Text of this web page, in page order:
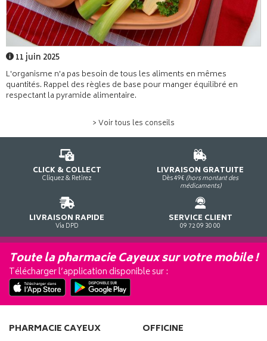
11 juin 2025
L'organisme n'a pas besoin de tous les aliments en mêmes
quantités. Rappel des règles de base pour manger équilibré en
respectant la pyramide alimentaire.
> Voir tous les conseils
CLICK & COLLECT
Cliquez & Retirez
LIVRAISON GRATUITE
Dès 49€ (hors montant des
médicaments)
LIVRAISON RAPIDE
Via DPD
SERVICE CLIENT
09 72 09 30 00
Toute la pharmacie Cayeux sur votre mobile !
Télécharger l’application disponible sur :
PHARMACIE CAYEUX OFFICINE